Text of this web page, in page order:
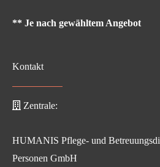
** Je nach gewähltem Angebot
Kontakt
Zentrale:
HUMANIS Pflege- und
Personen GmbH